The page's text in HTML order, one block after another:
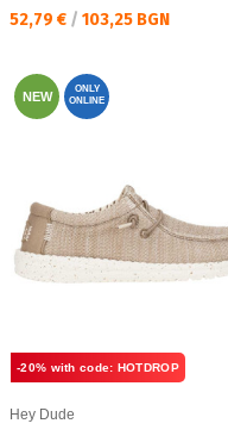
Текуща цена:
52,79 € / 103,25 BGN
NEW
ONLY
ONLINE
-20% with code: HOTDROP
Hey Dude